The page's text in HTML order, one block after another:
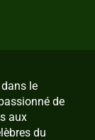
le
de
aux
du